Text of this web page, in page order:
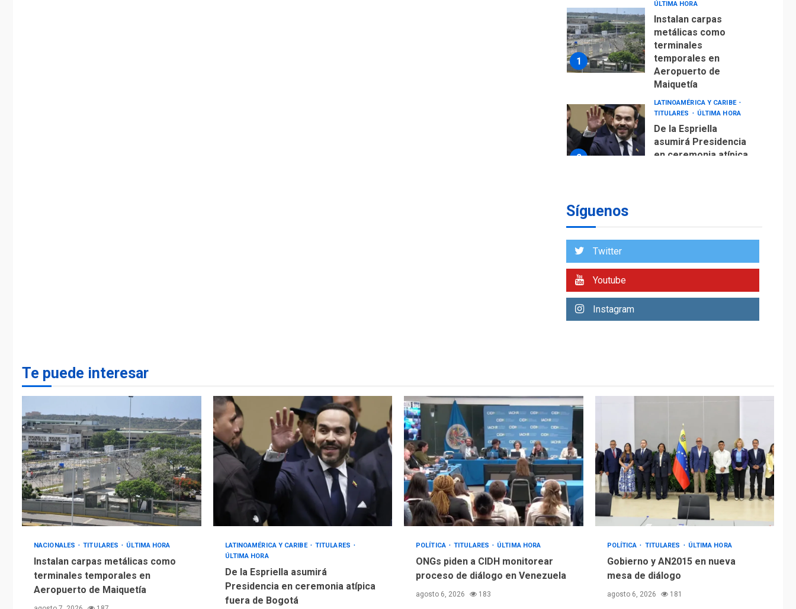
1
ÚLTIMA HORA
Instalan carpas
metálicas como
terminales
temporales en
Aeropuerto de
Maiquetía
2
LATINOAMÉRICA Y CARIBE
TITULARES
ÚLTIMA HORA
De la Espriella
asumirá Presidencia
en ceremonia atípica
3
de diálogo en
4
POLÍTICA
TITULARES
Gobierno y AN2015 en
diálogo
5
Japón debate
Síguenos
Twitter
Youtube
Instagram
Te puede interesar
NACIONALES TITULARES ÚLTIMA HORA
Instalan carpas metálicas como
terminales temporales en
Aeropuerto de Maiquetía
LATINOAMÉRICA Y CARIBE
TITULARES
ÚLTIMA HORA
De la Espriella asumirá
Presidencia en ceremonia atípica
fuera de Bogotá
POLÍTICA TITULARES ÚLTIMA HORA
ONGs piden a CIDH monitorear
proceso de diálogo en Venezuela
agosto 6, 2026 183
POLÍTICA TITULARES ÚLTIMA HORA
Gobierno y AN2015 en nueva
mesa de diálogo
agosto 6, 2026 181